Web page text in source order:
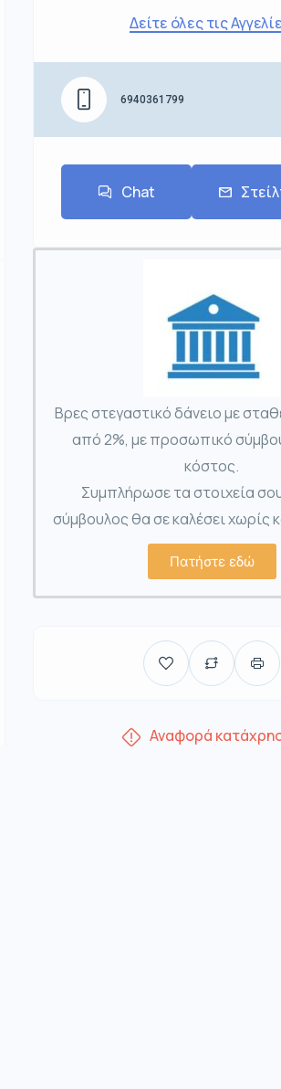
Δείτε όλες τις
6940361799
Chat
Βρες στεγαστικό δάνειο με
από 2%, με προσωπικό
κόστος.
Συμπλήρωσε τα στοιχεία
σύμβουλος θα σε καλέσει χωρίς
Πατήστε εδώ
Αναφορά